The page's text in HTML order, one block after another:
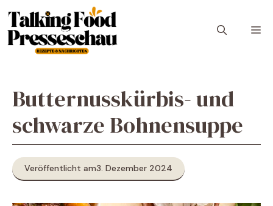
Inhalt
springen
Butternusskürbis- und
schwarze Bohnensuppe
Veröffentlicht am3. Dezember 2024